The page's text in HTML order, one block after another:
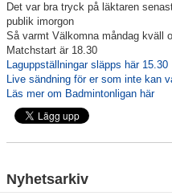
Information Tibble NIU
Täby-278 SM-GULD genom tiderna
Anmälan till Badmintonskolan HT-26
Det var bra tryck på läktaren
publik imorgon
Så varmt Välkomna måndag kväll
Matchstart är 18.30
Laguppställningar släpps här 15.30
Live sändning för er som inte kan
Läs mer om Badmintonligan här
Nyhetsarkiv